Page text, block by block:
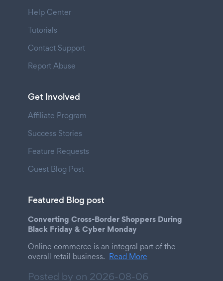
Help Center
Tutorials
Contact Support
Report Abuse
Get Involved
Affiliate Program
Success Stories
Feature Requests
Guest Blog Post
Featured Blog post
Converting Cross-Border Shoppers During
Black Friday & Cyber Monday
Online commerce is an integral part of the
overall retail business. Read More
Posted by on 2026-08-06